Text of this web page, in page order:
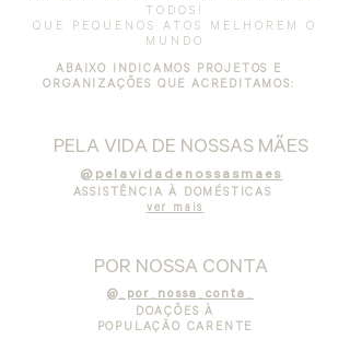
ABAIXO INDICAMOS PROJETOS E
ORGANIZAÇÕES QUE ACREDITAMOS:
TODOS!
QUE PEQUENOS ATOS MELHOREM O
MUNDO
PELA VIDA DE NOSSAS MÃES
@pelavidadenossasmaes
ASSISTÊNCIA À DOMÉSTICAS
ver mais
POR NOSSA CONTA
@_por_nossa_conta_
DOAÇÕES À
POPULAÇÃO CARENTE